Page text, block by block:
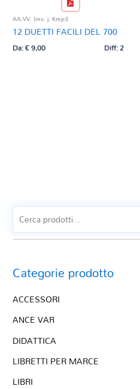
AA.VV. (rev. j. Krejci)
12 DUETTI FACILI DEL 700
Da:€9,00 Diff: 2
Categorie prodotto
ACCESSORI
ANCE VAR
DIDATTICA
LIBRETTI PER MARCE
LIBRI